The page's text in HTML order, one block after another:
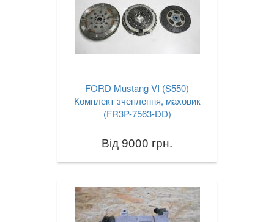
VOLKSWAGEN
FORD Mustang VI (S550)
Комплект зчеплення, маховик
(FR3P-7563-DD)
Від 9000 грн.